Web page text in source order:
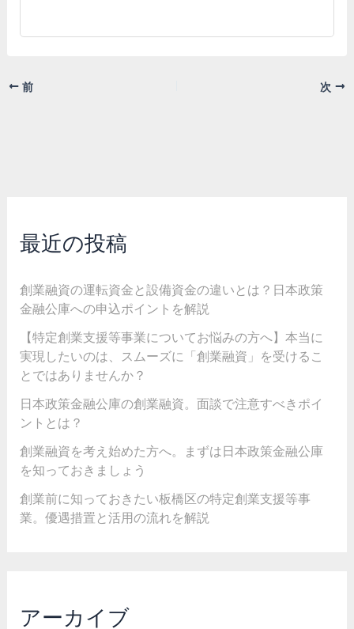
前 次
最近の投稿
創業融資の運転資金と設備資金の違いとは？日本政策
金融公庫への申込ポイントを解説
【特定創業支援等事業についてお悩みの方へ】本当に
実現したいのは、スムーズに「創業融資」を受けるこ
とではありませんか？
日本政策金融公庫の創業融資。面談で注意すべきポイ
ントとは？
創業融資を考え始めた方へ。まずは日本政策金融公庫
を知っておきましょう
創業前に知っておきたい板橋区の特定創業支援等事
業。優遇措置と活用の流れを解説
アーカイブ